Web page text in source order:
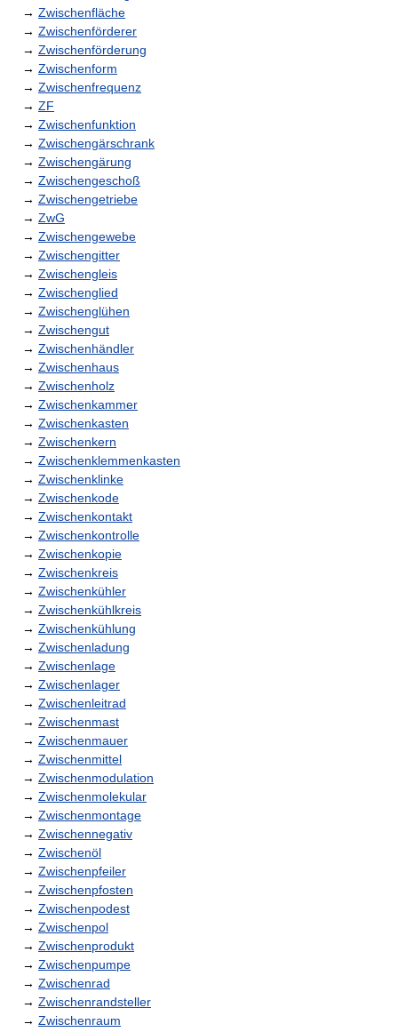
→ Zwischenfläche
→ Zwischenförderer
→ Zwischenförderung
→ Zwischenform
→ Zwischenfrequenz
→ ZF
→ Zwischenfunktion
→ Zwischengärschrank
→ Zwischengärung
→ Zwischengeschoß
→ Zwischengetriebe
→ ZwG
→ Zwischengewebe
→ Zwischengitter
→ Zwischengleis
→ Zwischenglied
→ Zwischenglühen
→ Zwischengut
→ Zwischenhändler
→ Zwischenhaus
→ Zwischenholz
→ Zwischenkammer
→ Zwischenkasten
→ Zwischenkern
→ Zwischenklemmenkasten
→ Zwischenklinke
→ Zwischenkode
→ Zwischenkontakt
→ Zwischenkontrolle
→ Zwischenkopie
→ Zwischenkreis
→ Zwischenkühler
→ Zwischenkühlkreis
→ Zwischenkühlung
→ Zwischenladung
→ Zwischenlage
→ Zwischenlager
→ Zwischenleitrad
→ Zwischenmast
→ Zwischenmauer
→ Zwischenmittel
→ Zwischenmodulation
→ Zwischenmolekular
→ Zwischenmontage
→ Zwischennegativ
→ Zwischenöl
→ Zwischenpfeiler
→ Zwischenpfosten
→ Zwischenpodest
→ Zwischenpol
→ Zwischenprodukt
→ Zwischenpumpe
→ Zwischenrad
→ Zwischenrandsteller
→ Zwischenraum